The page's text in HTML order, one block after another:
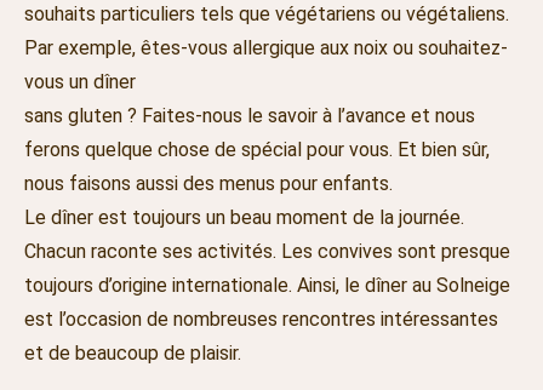
souhaits particuliers tels que végétariens ou végétaliens.
Par exemple, êtes-vous allergique aux noix ou souhaitez-
vous un dîner
sans gluten ? Faites-nous le savoir à l’avance et nous
ferons quelque chose de spécial pour vous. Et bien sûr,
nous faisons aussi des menus pour enfants.
Le dîner est toujours un beau moment de la journée.
Chacun raconte ses activités. Les convives sont presque
toujours d’origine internationale. Ainsi, le dîner au Solneige
est l’occasion de nombreuses rencontres intéressantes
et de beaucoup de plaisir.